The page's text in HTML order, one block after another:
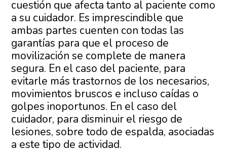
cuestión que afecta tanto al paciente como
a su cuidador. Es imprescindible que
ambas partes cuenten con todas las
garantías para que el proceso de
movilización se complete de manera
segura. En el caso del paciente, para
evitarle más trastornos de los necesarios,
movimientos bruscos e incluso caídas o
golpes inoportunos. En el caso del
cuidador, para disminuir el riesgo de
lesiones, sobre todo de espalda, asociadas
a este tipo de actividad.